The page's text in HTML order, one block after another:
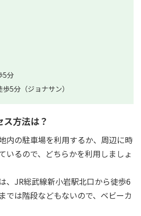
5分
歩5分（ジョナサン）
ス方法は？
内の駐車場を利用するか、周辺に時
いるので、どちらかを利用しましょ
、JR総武線新小岩駅北口から徒歩6
では階段などもないので、ベビーカ